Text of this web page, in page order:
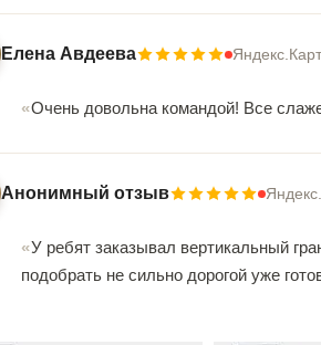
Елена Авдеева
Очень довольна командой! Все
Анонимный отзыв
У ребят заказывал вертикальный
подобрать не сильно дорогой уже